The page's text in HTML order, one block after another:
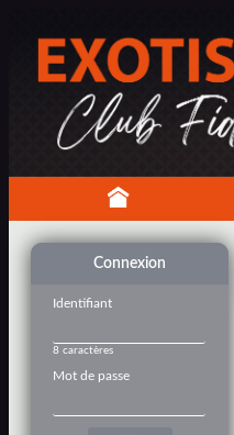
Connexion
Identifiant
8 caractères
Mot de passe